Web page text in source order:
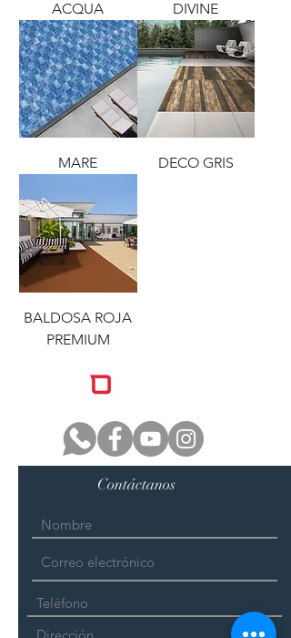
ACQUA DIVINE
MARE DECO GRIS
BALDOSA ROJA
PREMIUM
Contáctanos